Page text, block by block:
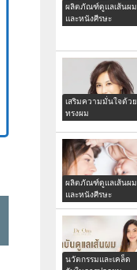
ผลิตภัณฑ์ดูแลเส้นผม
และหนังศีรษะ
เสริมความมั่นใจด้วย
ทรงผม
ผลิตภัณฑ์ดูแลเส้นผม
และหนังศีรษะ
นวัตกรรมและเคล็ด